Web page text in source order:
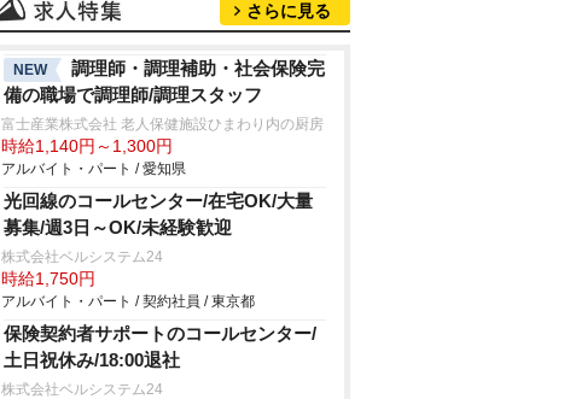
さらに見る
NEW
調理師・調理補助・社会保険完
備の職場で調理師/調理スタッフ
富士産業株式会社 老人保健施設ひまわり内の厨房
時給1,140円～1,300円
アルバイト・パート / 愛知県
光回線のコールセンター/在宅OK/大量
募集/週3日～OK/未経験歓迎
株式会社ベルシステム24
時給1,750円
アルバイト・パート / 契約社員 / 東京都
保険契約者サポートのコールセンター/
土日祝休み/18:00退社
株式会社ベルシステム24